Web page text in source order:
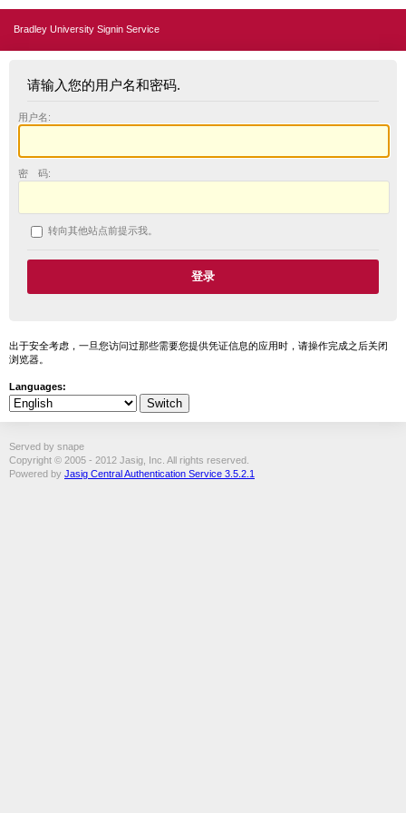
Bradley University Signin Service
请输入您的用户名和密码.
用户名:
密 码:
转向其他站点前提示我。
出于安全考虑，一旦您访问过那些需要您提供凭证信息的应用时，请操作完成之后关闭
浏览器。
Languages:
Served by snape
Copyright © 2005 - 2012 Jasig, Inc. All rights reserved.
Powered by Jasig Central Authentication Service 3.5.2.1